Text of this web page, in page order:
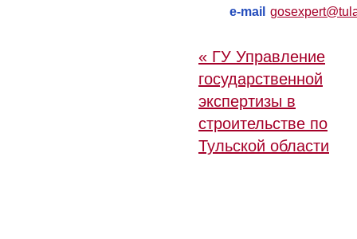
e-mail
« ГУ Управление
государственной
экспертизы в
строительстве по
Тульской области